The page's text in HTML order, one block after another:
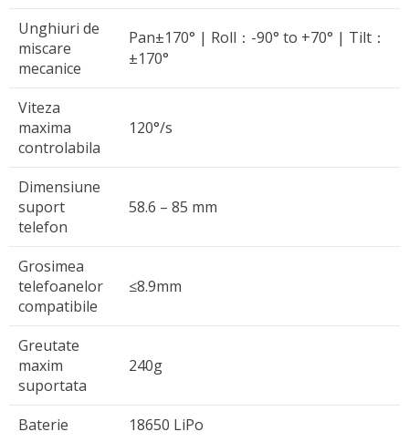
Unghiuri de
miscare
mecanice
Pan±170° | Roll：-90° to +70° | Tilt：
±170°
Viteza
maxima
controlabila
120°/s
Dimensiune
suport
telefon
58.6 – 85 mm
Grosimea
telefoanelor
compatibile
≤8.9mm
Greutate
maxim
suportata
240g
Baterie
18650 LiPo